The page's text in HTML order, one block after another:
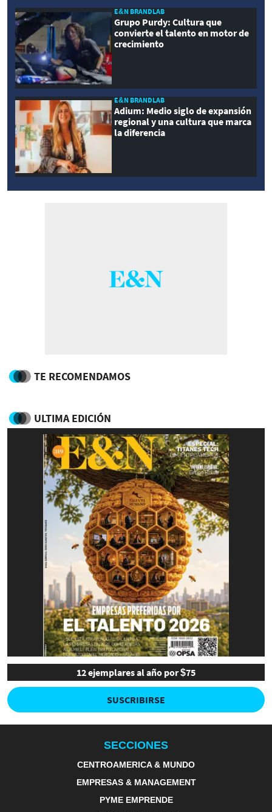
E&N BRANDLAB
Grupo Purdy: Cultura que
convierte el talento en motor de
crecimiento
E&N BRANDLAB
Adium: Medio siglo de expansión
regional y una cultura que marca
la diferencia
TE RECOMENDAMOS
ULTIMA EDICIÓN
12 ejemplares al año por $75
SUSCRIBIRSE
SECCIONES
CENTROAMERICA & MUNDO
EMPRESAS & MANAGEMENT
PYME EMPRENDE